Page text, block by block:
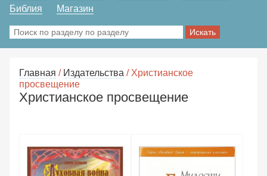
Библия
Магазин
Главная / Издательства / Христианское
просвещение
Христианское просвещение